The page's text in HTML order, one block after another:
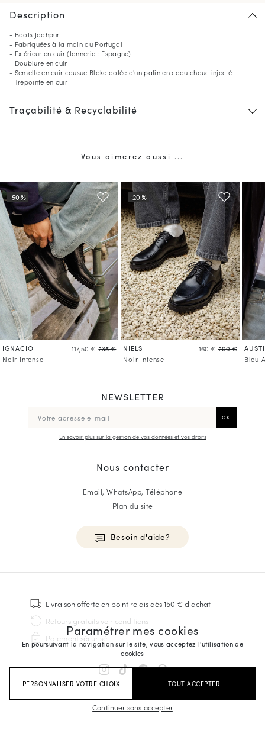
Description
- Boots Jodhpur
- Fabriquées à la main au Portugal
- Extérieur en cuir (tannerie : Espagne)
- Doublure en cuir
- Semelle en cuir cousue Blake dotée d'un patin en caoutchouc injecté
- Trépointe en cuir
Traçabilité & Recyclabilité
Vous aimerez aussi ...
IGNACIO 117,50 € 235 €
Noir Intense
NIELS 160 € 200 €
Noir Intense
Bleu
Paramétrer mes cookies
En poursuivant la navigation sur le site, vous acceptez l'utilisation de
cookies
PERSONNALISER VOTRE CHOIX TOUT ACCEPTER
Continuer sans accepter
NEWSLETTER
En savoir plus sur la gestion de vos données et vos droits
Nous contacter
Email, WhatsApp, Téléphone
Plan du site
Besoin d'aide?
Baskets
Cousu Goodyear
Derbies & Richelieu
Richelieus Homme
Sandales & Espadrilles
Sacoches Business
Baskets Blanches Homme
Livraison offerteen point relais dès 150 € d'achat
Retours gratuitsvoir conditions
Paiement sécurisé